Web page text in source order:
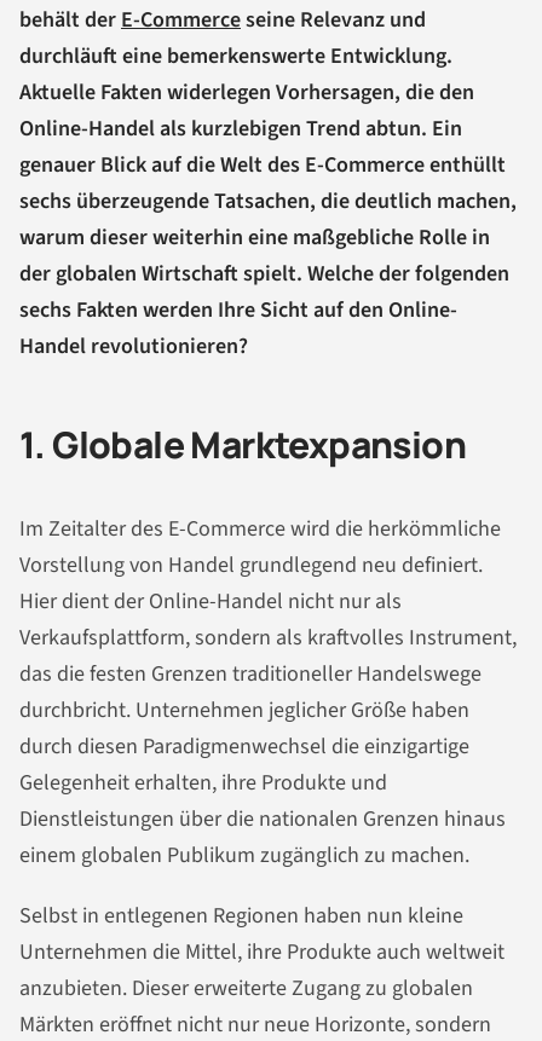
behält der E-Commerceseine Relevanz und
durchläuft eine bemerkenswerte Entwicklung.
Aktuelle Fakten widerlegen Vorhersagen, die den
Online-Handel als kurzlebigen Trend abtun. Ein
genauer Blick auf die Welt des E-Commerce enthüllt
sechs überzeugende Tatsachen, die deutlich machen,
warum dieser weiterhin eine maßgebliche Rolle in
der globalen Wirtschaft spielt. Welche der folgenden
sechs Fakten werden Ihre Sicht auf den Online-
Handel revolutionieren?
1. Globale Marktexpansion
Im Zeitalter des E-Commerce wird die herkömmliche
Vorstellung von Handel grundlegend neu definiert.
Hier dient der Online-Handel nicht nur als
Verkaufsplattform, sondern als kraftvolles Instrument,
das die festen Grenzen traditioneller Handelswege
durchbricht. Unternehmen jeglicher Größe haben
durch diesen Paradigmenwechsel die einzigartige
Gelegenheit erhalten, ihre Produkte und
Dienstleistungen über die nationalen Grenzen hinaus
einem globalen Publikum zugänglich zu machen.
Selbst in entlegenen Regionen haben nun kleine
Unternehmen die Mittel, ihre Produkte auch weltweit
anzubieten. Dieser erweiterte Zugang zu globalen
Märkten eröffnet nicht nur neue Horizonte, sondern